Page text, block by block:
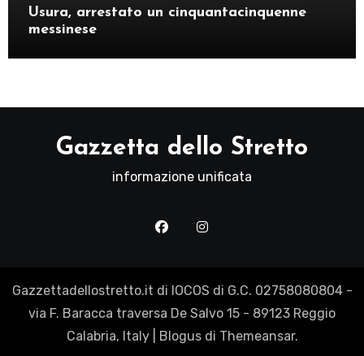
Usura, arrestato un cinquantacinquenne
messinese
Gazzetta dello Stretto
informazione unificata
Gazzettadellostretto.it di IOCOS di G.C. 02758080804 -
via F. Baracca traversa De Salvo 15 - 89123 Reggio
Calabria, Italy
Blogusdi Themeansar.